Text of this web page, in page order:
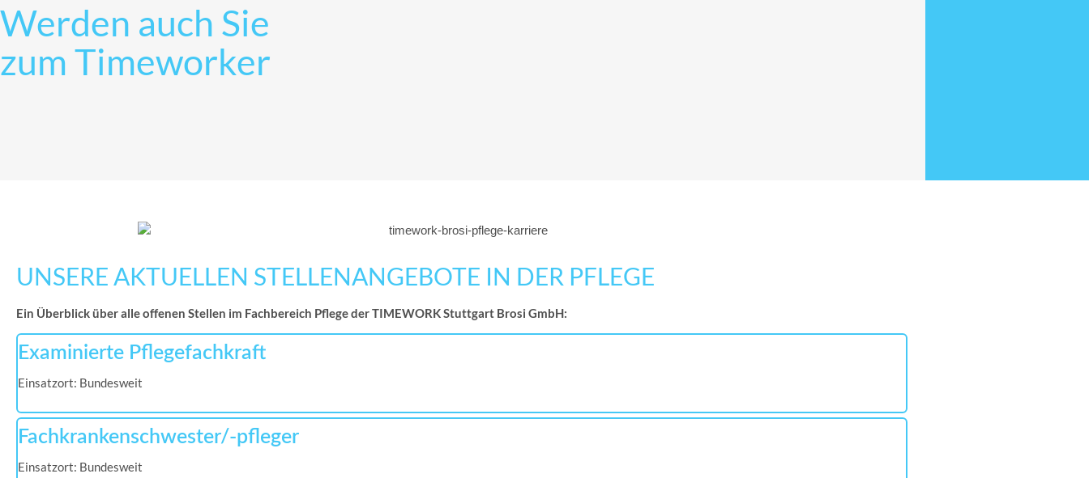
Werden auch Sie
zum Timeworker
UNSERE AKTUELLEN STELLENANGEBOTE IN DER PFLEGE
Ein Überblick über alle offenen Stellen im Fachbereich Pflege der TIMEWORK Stuttgart Brosi GmbH:
Examinierte Pflegefachkraft
Einsatzort: Bundesweit
Fachkrankenschwester/-pfleger
Einsatzort: Bundesweit